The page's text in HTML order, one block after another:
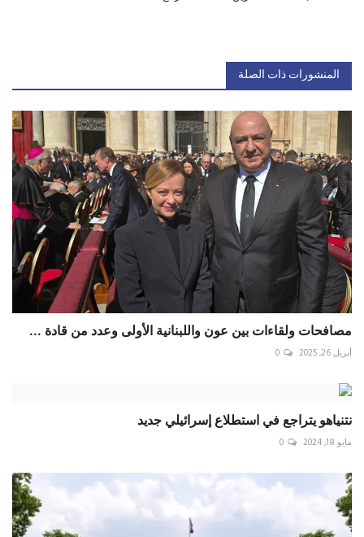
المنشورات ذات الصلة
مصافحات ولقاءات بين عون واللبنانية الأولى وعدد من قادة ...
أبريل 26, 2025 0
نتنياهو يتراجع في استطلاع إسرائيلي جديد
مايو 18, 2024 0